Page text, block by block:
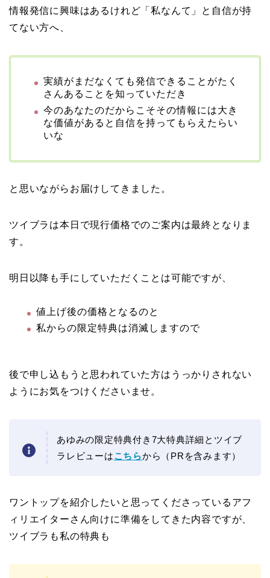
情報発信に興味はあるけれど「私なんて」と自信が持
てない方へ、
実績がまだなくても発信できることがたく
さんあることを知っていただき
今のあなたのだからこそその情報には大き
な価値があると自信を持ってもらえたらい
いな
と思いながらお届けしてきました。
ツイブラは本日で現行価格でのご案内は最終となりま
す。
明日以降も手にしていただくことは可能ですが、
値上げ後の価格となるのと
私からの限定特典は消滅しますので
後で申し込もうと思われていた方はうっかりされない
ようにお気をつけくださいませ。
あゆみの限定特典付き7大特典詳細とツイブ
ラレビューはこちらから（PRを含みます）
ワントップを紹介したいと思ってくださっているアフ
ィリエイターさん向けに準備をしてきた内容ですが、
ツイブラも私の特典も